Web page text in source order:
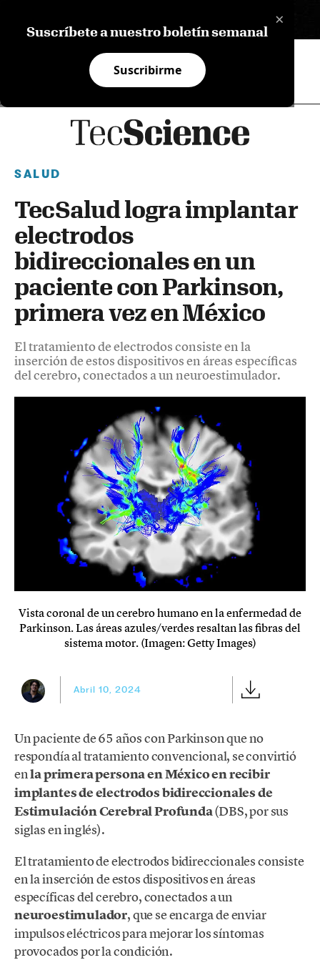
×
Suscríbete a nuestro boletín semanal
Suscribirme
SALUD
TecSalud logra implantar
electrodos
bidireccionales en un
paciente con Parkinson,
primera vez en México
El tratamiento de electrodos consiste en la
inserción de estos dispositivos en áreas específicas
del cerebro, conectados a un neuroestimulador.
Vista coronal de un cerebro humano en la enfermedad de
Parkinson. Las áreas azules/verdes resaltan las fibras del
sistema motor. (Imagen: Getty Images)
Abril 10, 2024
Un paciente de 65 años con Parkinson que no
respondía al tratamiento convencional, se convirtió
enla primera persona en México en recibir
implantes de electrodos bidireccionales de
Estimulación Cerebral Profunda(DBS, por sus
siglas en inglés).
El tratamiento de electrodos bidireccionales consiste
en la inserción de estos dispositivos en áreas
específicas del cerebro, conectados a un
neuroestimulador, que se encarga de enviar
impulsos eléctricos para mejorar los síntomas
provocados por la condición.